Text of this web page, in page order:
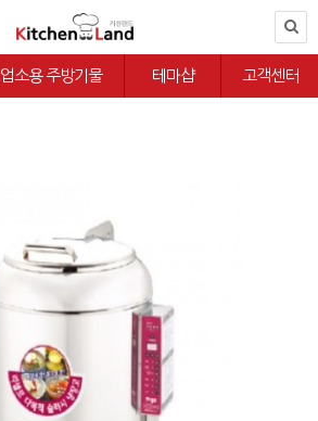
업소용 주방기물 테마샵 고객센터